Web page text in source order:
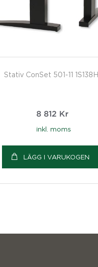
Stativ ConSet 501-11 1S138H
8 812 Kr
inkl. moms
LÄGG I VARUKOGEN